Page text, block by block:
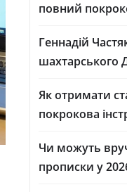
повний
Геннадій
шахтарського
Як отримати
покрокова
Чи можуть
прописки у